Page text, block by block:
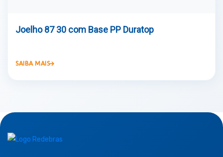
Joelho 87 30 com Base PP Duratop
SAIBA MAIS